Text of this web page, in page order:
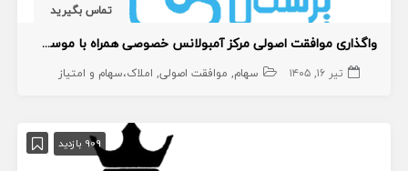
تماس بگیرید
واگذاری موافقت اصولی مرکز آمبولانس خصوصی همراه با موسس و مسئول فنی
تیر ۱۶, ۱۴۰۵ سهام موافقت اصولی املاک،سهام و امتیاز
909 بازدید